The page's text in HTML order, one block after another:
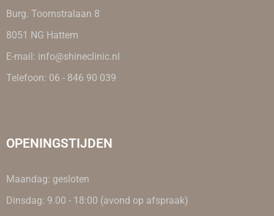
Burg. Toornstralaan 8
8051 NG Hattem
E-mail: info@shineclinic.nl
Telefoon: 06 - 846 90 039
OPENINGSTIJDEN
Maandag: gesloten
Dinsdag: 9.00 - 18:00 (avond op afspraak)